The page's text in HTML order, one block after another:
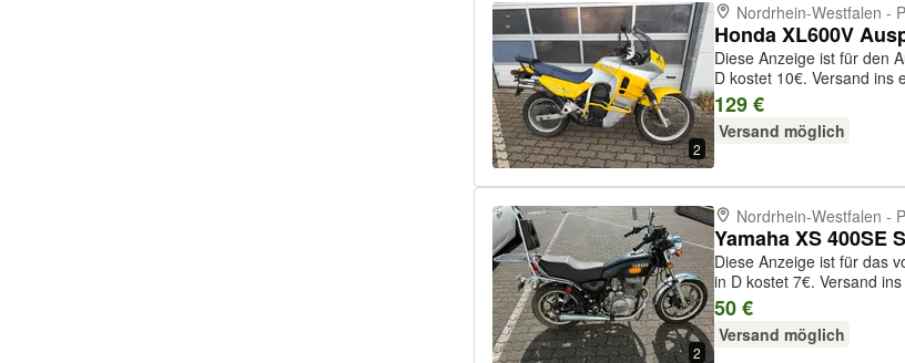
2
Nordrhein-Westfalen -
Honda XL600V
Diese Anzeige ist für den
D kostet 10€. Versand ins
dieses Motorrades bitte
oder per PayPal plus
129 €
Versand möglich
2
Nordrhein-Westfalen -
Yamaha XS 400SE
Diese Anzeige ist für das
in D kostet 7€. Versand
dieses Motorrades bitte
oder per PayPal plus Gebü...
50 €
Versand möglich